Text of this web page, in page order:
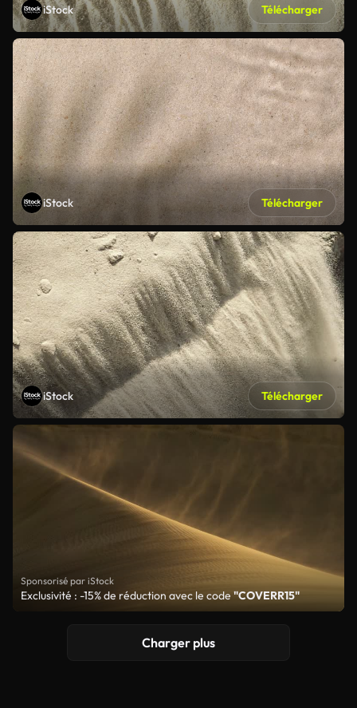
iStock Télécharger
iStock Télécharger
iStock Télécharger
Sponsorisé par iStock
Exclusivité : -15% de réduction avec le code"COVERR15"
Charger plus